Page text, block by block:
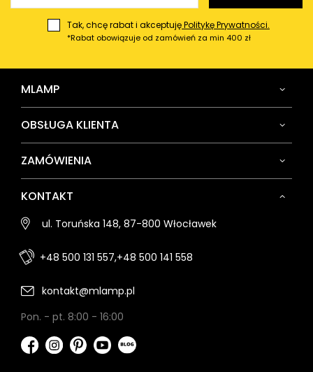
Tak, chcę rabat i akceptujęPolitykę Prywatności.
*Rabat obowiązuje od zamówień za min 400 zł
MLAMP
OBSŁUGA KLIENTA
ZAMÓWIENIA
KONTAKT
ul. Toruńska 148, 87-800 Włocławek
+48 500 131 557,+48 500 141 558
kontakt@mlamp.pl
Pon. - pt. 8:00 - 16:00